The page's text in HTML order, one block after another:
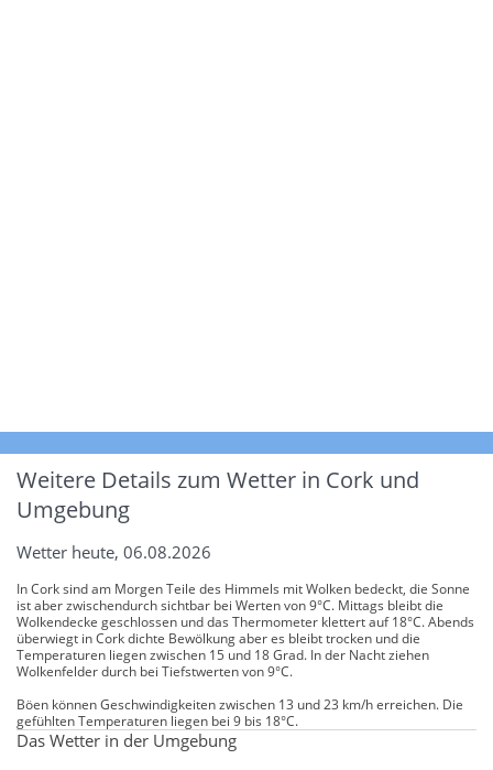
Weitere Details zum Wetter in Cork und
Umgebung
Wetter heute, 06.08.2026
In Cork sind am Morgen Teile des Himmels mit Wolken bedeckt, die Sonne
ist aber zwischendurch sichtbar bei Werten von 9°C. Mittags bleibt die
Wolkendecke geschlossen und das Thermometer klettert auf 18°C. Abends
überwiegt in Cork dichte Bewölkung aber es bleibt trocken und die
Temperaturen liegen zwischen 15 und 18 Grad. In der Nacht ziehen
Wolkenfelder durch bei Tiefstwerten von 9°C.
Böen können Geschwindigkeiten zwischen 13 und 23 km/h erreichen. Die
gefühlten Temperaturen liegen bei 9 bis 18°C.
Das Wetter in der Umgebung